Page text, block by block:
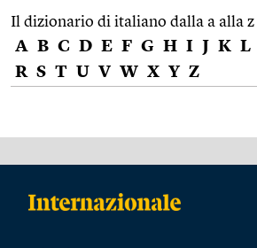
Il dizionario di italiano dalla a alla z
A B C D E F G H I J K L
R S T U V W X Y Z